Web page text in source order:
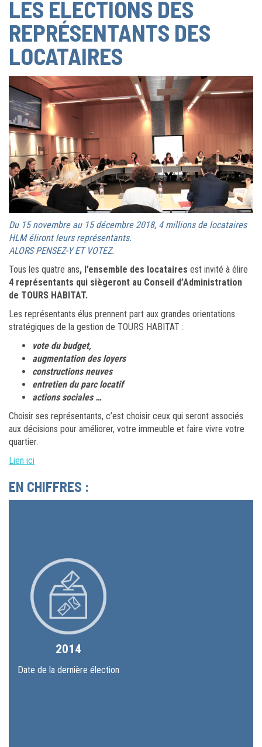
LES ÉLECTIONS DES
REPRÉSENTANTS DES
LOCATAIRES
Du 15 novembre au 15 décembre 2018, 4 millions de locataires
HLM éliront leurs représentants.
ALORS PENSEZ-Y ET VOTEZ.
Tous les quatre ans, l’ensemble des locataires est invité à élire
4 représentants qui siègeront au Conseil d’Administration
de TOURS HABITAT.
Les représentants élus prennent part aux grandes orientations
stratégiques de la gestion de TOURS HABITAT :
vote du budget,
augmentation des loyers
constructions neuves
entretien du parc locatif
actions sociales …
Choisir ses représentants, c’est choisir ceux qui seront associés
aux décisions pour améliorer, votre immeuble et faire vivre votre
quartier.
Lien ici
EN CHIFFRES :
2014
Date de la dernière élection